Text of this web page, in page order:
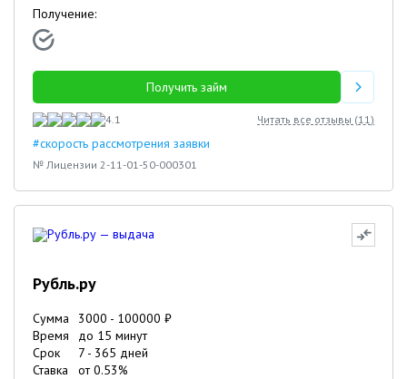
Получение:
Получить займ
4.1 Читать все отзывы (11)
#скорость рассмотрения заявки
№ Лицензии 2-11-01-50-000301
Рубль.ру
Сумма 3000 - 100000 ₽
Время
до 15 минут
Срок
7 - 365 дней
Ставка
от0.53%